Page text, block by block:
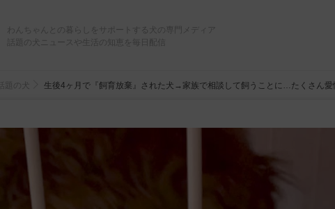
わんちゃんとの暮らしをサポートする犬の専門メディア
話題の犬ニュースや生活の知恵を毎日配信
話題の犬 生後4ヶ月で『飼育放棄』された犬→家族で相談して飼うことに…たくさん愛